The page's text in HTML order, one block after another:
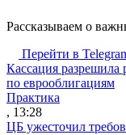
Рассказываем о
Перейти в
Кассация разрешила
по еврооблигациям
Практика
, 13:28
ЦБ ужесточил